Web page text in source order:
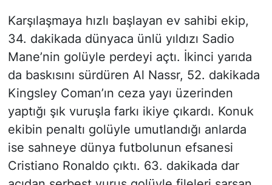
Karşılaşmaya hızlı başlayan ev sahibi ekip,
34. dakikada dünyaca ünlü yıldızı Sadio
Mane’nin golüyle perdeyi açtı. İkinci yarıda
da baskısını sürdüren Al Nassr, 52. dakikada
Kingsley Coman’ın ceza yayı üzerinden
yaptığı şık vuruşla farkı ikiye çıkardı. Konuk
ekibin penaltı golüyle umutlandığı anlarda
ise sahneye dünya futbolunun efsanesi
Cristiano Ronaldo çıktı. 63. dakikada dar